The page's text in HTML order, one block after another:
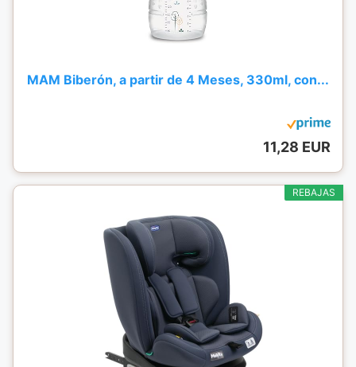
MAM Biberón, a partir de 4 Meses, 330ml, con...
11,28 EUR
REBAJAS